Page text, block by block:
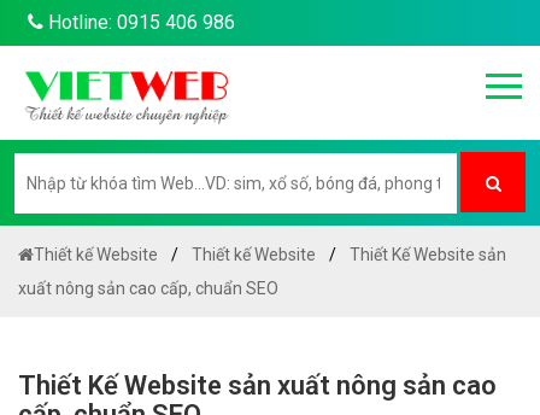
Hotline: 0915 406 986
Thiết kế Website Thiết kế Website
Thiết Kế Website sản
xuất nông sản cao cấp, chuẩn SEO
Thiết Kế Website sản xuất nông sản cao